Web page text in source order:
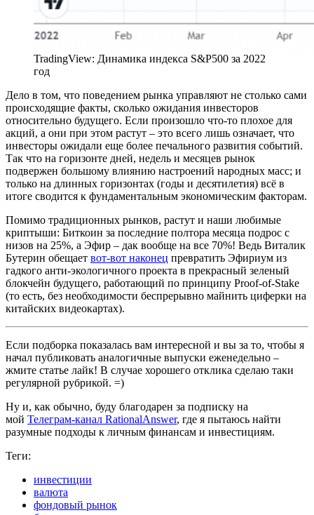
TradingView: Динамика индекса S&P500 за 2022
год
Дело в том, что поведением рынка управляют не столько сами
происходящие факты, сколько ожидания инвесторов
относительно будущего. Если произошло что-то плохое для
акций, а они при этом растут – это всего лишь означает, что
инвесторы ожидали еще более печального развития событий.
Так что на горизонте дней, недель и месяцев рынок
подвержен большому влиянию настроений народных масс; и
только на длинных горизонтах (годы и десятилетия) всё в
итоге сводится к фундаментальным экономическим факторам.
Помимо традиционных рынков, растут и наши любимые
криптыши: Биткоин за последние полтора месяца подрос с
низов на 25%, а Эфир – дак вообще на все 70%! Ведь Виталик
Бутерин обещает вот-вот наконец превратить Эфириум из
гадкого анти-экологичного проекта в прекрасный зеленый
блокчейн будущего, работающий по принципу Proof-of-Stake
(то есть, без необходимости беспрерывно майнить циферки на
китайских видеокартах).
Если подборка показалась вам интересной и вы за то, чтобы я
начал публиковать аналогичные выпуски еженедельно –
жмите статье лайк! В случае хорошего отклика сделаю таки
регулярной рубрикой. =)
Ну и, как обычно, буду благодарен за подписку на
мой Телеграм-канал RationalAnswer, где я пытаюсь найти
разумные подходы к личным финансам и инвестициям.
Теги:
инвестиции
валюта
фондовый рынок